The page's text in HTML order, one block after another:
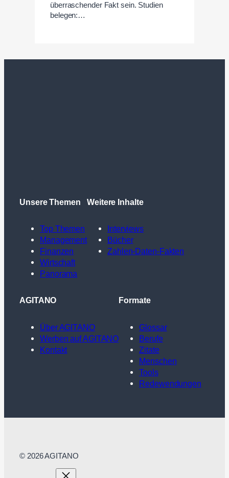
überraschender Fakt sein. Studien
belegen:…
Unsere Themen
Top Themen
Management
Finanzen
Wirtschaft
Panorama
Weitere Inhalte
Interviews
Bücher
Zahlen-Daten-Fakten
AGITANO
Über AGITANO
Werben auf AGITANO
Kontakt
Formate
Glossar
Berufe
Zitate
Menschen
Tools
Redewendungen
© 2026 AGITANO